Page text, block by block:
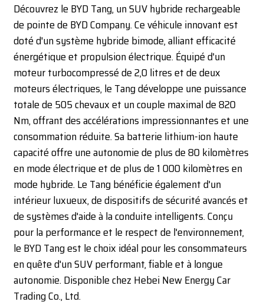
Découvrez le BYD Tang, un SUV hybride rechargeable
de pointe de BYD Company. Ce véhicule innovant est
doté d'un système hybride bimode, alliant efficacité
énergétique et propulsion électrique. Équipé d'un
moteur turbocompressé de 2,0 litres et de deux
moteurs électriques, le Tang développe une puissance
totale de 505 chevaux et un couple maximal de 820
Nm, offrant des accélérations impressionnantes et une
consommation réduite. Sa batterie lithium-ion haute
capacité offre une autonomie de plus de 80 kilomètres
en mode électrique et de plus de 1 000 kilomètres en
mode hybride. Le Tang bénéficie également d'un
intérieur luxueux, de dispositifs de sécurité avancés et
de systèmes d'aide à la conduite intelligents. Conçu
pour la performance et le respect de l'environnement,
le BYD Tang est le choix idéal pour les consommateurs
en quête d'un SUV performant, fiable et à longue
autonomie. Disponible chez Hebei New Energy Car
Trading Co., Ltd.